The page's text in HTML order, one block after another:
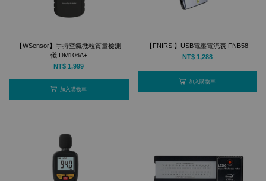
【WSensor】手持空氣微粒質量檢測
儀 DM106A+
NT$ 1,999
加入購物車
【FNIRSI】USB電壓電流表 FNB58
NT$ 1,288
加入購物車